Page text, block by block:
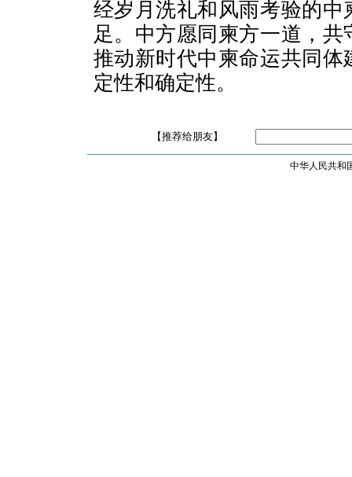
经岁月洗礼和风雨考验的
足。中方愿同柬方一道，
推动新时代中柬命运共同
定性和确定性。
【推荐给朋友】
中华人民共和